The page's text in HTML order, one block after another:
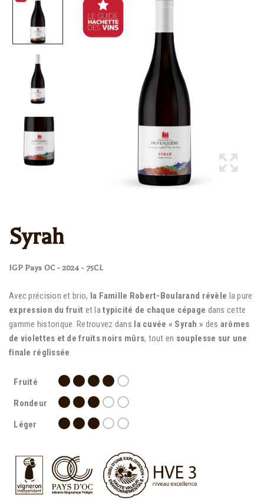
Syrah
IGP Pays OC - 2024 - 75CL
Avec précision et brio, la Famille Robert-Boularand révèle la pure
expression du fruit et latypicité de chaque cépage dans cette
gamme historique. Retrouvez dans la cuvée « Syrah » des arômes
de violettes et de fruits noirs mûrs, tout en souplesse sur une
finale réglissée.
Fruité
Rondeur
Léger